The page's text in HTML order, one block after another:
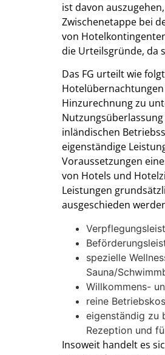
ist davon
Zwischenetappe bei
von
die Urteilsgründe, da
Das FG urteilt wie
Hinzurechnung zu
inländischen
eigenständige
Voraussetzungen
von Hotels und
Leistungen
ausgeschieden
spezielle
Sauna/
Willkommens-
reine
eigenständig zu
Rezeption und
Insoweit handelt es